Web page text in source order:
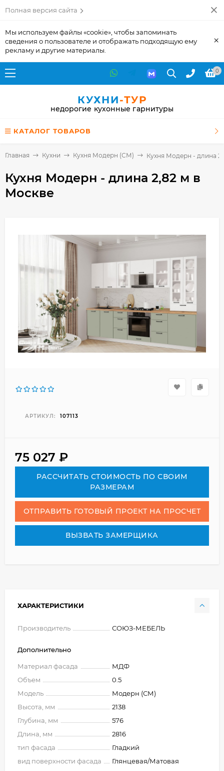
Полная версия сайта
Мы используем файлы «cookie», чтобы запоминать
сведения о пользователе и отображать подходящую ему
рекламу и другие материалы.
×
0
КУХНИ-ТУР
недорогие кухонные гарнитуры
КАТАЛОГ ТОВАРОВ
Главная Кухни Кухня Модерн (СМ) Кухня Модерн - длина
Кухня Модерн - длина 2,82 м в
Москве
АРТИКУЛ: 107113
75 027 ₽
РАСCЧИТАТЬ СТОИМОСТЬ ПО СВОИМ
РАЗМЕРАМ
ОТПРАВИТЬ ГОТОВЫЙ ПРОЕКТ НА ПРОСЧЕТ
ВЫЗВАТЬ ЗАМЕРЩИКА
ХАРАКТЕРИСТИКИ
Производитель СОЮЗ-МЕБЕЛЬ
Дополнительно
Материал фасада
МДФ
Объем
0.5
Модель
Модерн (СМ)
Высота, мм
2138
Глубина, мм
576
Длина, мм
2816
тип фасада
Гладкий
вид поверхности фасада
Глянцевая/Матовая